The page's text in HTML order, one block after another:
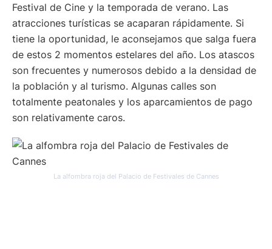
Festival de Cine y la temporada de verano. Las
atracciones turísticas se acaparan rápidamente. Si
tiene la oportunidad, le aconsejamos que salga fuera
de estos 2 momentos estelares del año. Los atascos
son frecuentes y numerosos debido a la densidad de
la población y al turismo. Algunas calles son
totalmente peatonales y los aparcamientos de pago
son relativamente caros.
La alfombra roja del Palacio de Festivales de Cannes